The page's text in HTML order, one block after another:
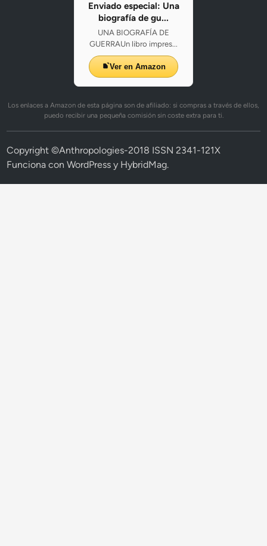
Enviado especial: Una
biografía de gu...
UNA BIOGRAFÍA DE
GUERRAUn libro impres...
Ver en Amazon
Los enlaces a Amazon de esta página son de afiliado: si compras a través de ellos,
puedo recibir una pequeña comisión sin coste extra para ti.
Copyright ©Anthropologies-2018 ISSN 2341-121X
Funciona conWordPress y HybridMag.